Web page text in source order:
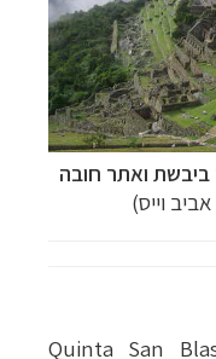
ביבשת ואתר חובה
וייס)
(Quinta San